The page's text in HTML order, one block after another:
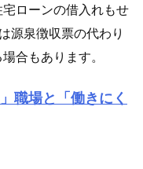
ローンの借入れもせ
源泉徴収票の代わり
合もあります。
職場と「働きにく